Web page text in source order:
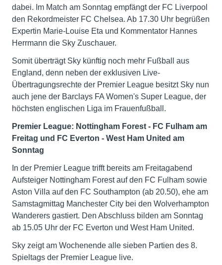
dabei. Im Match am Sonntag empfängt der FC Liverpool
den Rekordmeister FC Chelsea. Ab 17.30 Uhr begrüßen
Expertin Marie-Louise Eta und Kommentator Hannes
Herrmann die Sky Zuschauer.
Somit überträgt Sky künftig noch mehr Fußball aus
England, denn neben der exklusiven Live-
Übertragungsrechte der Premier League besitzt Sky nun
auch jene der Barclays FA Women's Super League, der
höchsten englischen Liga im Frauenfußball.
Premier League: Nottingham Forest - FC Fulham am
Freitag und FC Everton - West Ham United am
Sonntag
In der Premier League trifft bereits am Freitagabend
Aufsteiger Nottingham Forest auf den FC Fulham sowie
Aston Villa auf den FC Southampton (ab 20.50), ehe am
Samstagmittag Manchester City bei den Wolverhampton
Wanderers gastiert. Den Abschluss bilden am Sonntag
ab 15.05 Uhr der FC Everton und West Ham United.
Sky zeigt am Wochenende alle sieben Partien des 8.
Spieltags der Premier League live.